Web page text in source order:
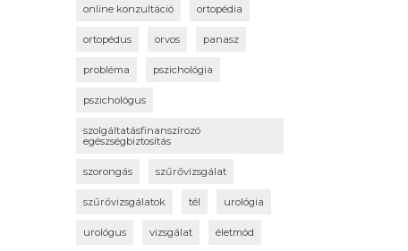
online konzultáció ortopédia
ortopédus orvos panasz
probléma pszichológia
pszichológus
szolgáltatásfinanszírozó
egészségbiztosítás
szorongás szűrővizsgálat
szűrővizsgálatok tél urológia
urológus vizsgálat életmód